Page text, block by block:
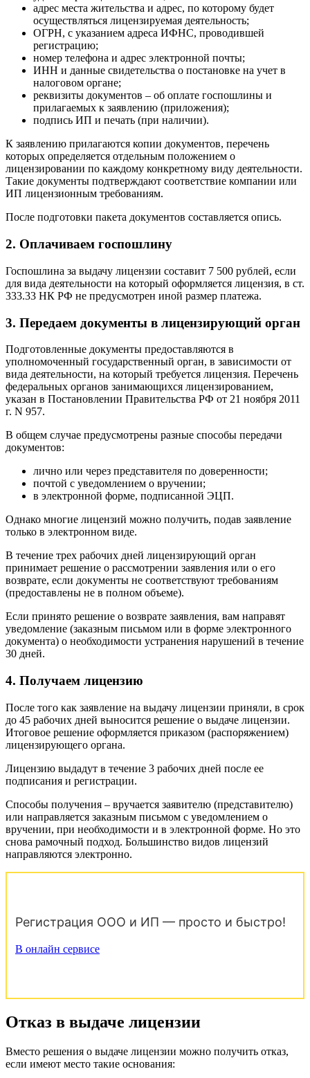
адрес места жительства и адрес, по которому будет
осуществляться лицензируемая деятельность;
ОГРН, с указанием адреса ИФНС, проводившей
регистрацию;
номер телефона и адрес электронной почты;
ИНН и данные свидетельства о постановке на учет в
налоговом органе;
реквизиты документов – об оплате госпошлины и
прилагаемых к заявлению (приложения);
подпись ИП и печать (при наличии).
К заявлению прилагаются копии документов, перечень
которых определяется отдельным положением о
лицензировании по каждому конкретному виду деятельности.
Такие документы подтверждают соответствие компании или
ИП лицензионным требованиям.
После подготовки пакета документов составляется опись.
2. Оплачиваем госпошлину
Госпошлина за выдачу лицензии составит 7 500 рублей, если
для вида деятельности на который оформляется лицензия, в ст.
333.33 НК РФ не предусмотрен иной размер платежа.
3. Передаем документы в лицензирующий орган
Подготовленные документы предоставляются в
уполномоченный государственный орган, в зависимости от
вида деятельности, на который требуется лицензия. Перечень
федеральных органов занимающихся лицензированием,
указан в Постановлении Правительства РФ от 21 ноября 2011
г. N 957.
В общем случае предусмотрены разные способы передачи
документов:
лично или через представителя по доверенности;
почтой с уведомлением о вручении;
в электронной форме, подписанной ЭЦП.
Однако многие лицензий можно получить, подав заявление
только в электронном виде.
В течение трех рабочих дней лицензирующий орган
принимает решение о рассмотрении заявления или о его
возврате, если документы не соответствуют требованиям
(предоставлены не в полном объеме).
Если принято решение о возврате заявления, вам направят
уведомление (заказным письмом или в форме электронного
документа) о необходимости устранения нарушений в течение
30 дней.
4. Получаем лицензию
После того как заявление на выдачу лицензии приняли, в срок
до 45 рабочих дней выносится решение о выдаче лицензии.
Итоговое решение оформляется приказом (распоряжением)
лицензирующего органа.
Лицензию выдадут в течение 3 рабочих дней после ее
подписания и регистрации.
Способы получения – вручается заявителю (представителю)
или направляется заказным письмом с уведомлением о
вручении, при необходимости и в электронной форме. Но это
снова рамочный подход. Большинство видов лицензий
направляются электронно.
Регистрация ООО и ИП — просто и быстро!
В онлайн сервисе
Отказ в выдаче лицензии
Вместо решения о выдаче лицензии можно получить отказ,
если имеют место такие основания: